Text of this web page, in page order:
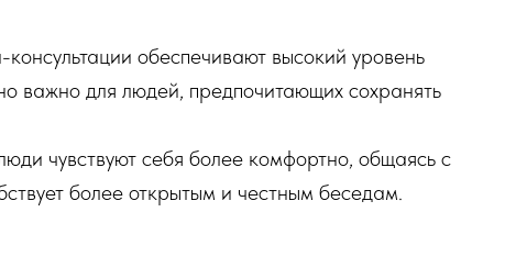
консультации обеспечивают высокий уровень
важно для людей, предпочитающих сохранять
чувствуют себя более комфортно, общаясь с
более открытым и честным беседам.